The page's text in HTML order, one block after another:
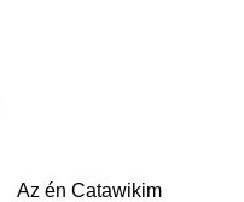
Az én Catawikim